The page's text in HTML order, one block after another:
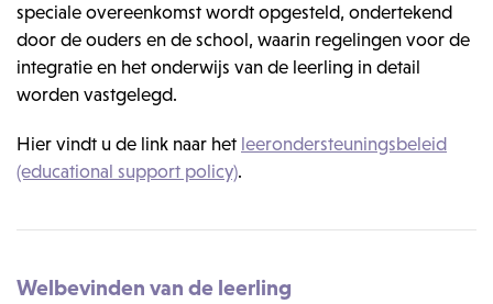
speciale overeenkomst wordt opgesteld, ondertekend
door de ouders en de school, waarin regelingen voor de
integratie en het onderwijs van de leerling in detail
worden vastgelegd.
Hier vindt u de link naar het leerondersteuningsbeleid
(educational support policy).
Welbevinden van de leerling